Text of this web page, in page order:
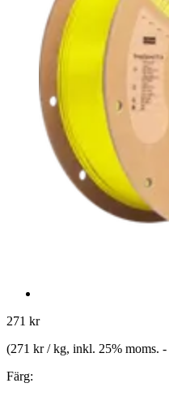
271 kr
(271 kr / kg, inkl. 25% moms. -
Färg: